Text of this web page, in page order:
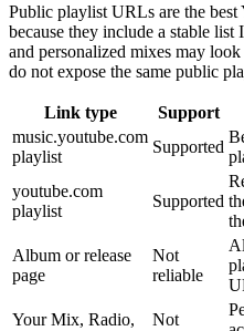
Public playlist URLs are the
because they include a stable
and personalized mixes may
do not expose the same public
Link type Support
music.youtube.com
playlist
Supported
youtube.com
playlist
Supported
Album or release
page
Not
reliable
Your Mix, Radio,
Not